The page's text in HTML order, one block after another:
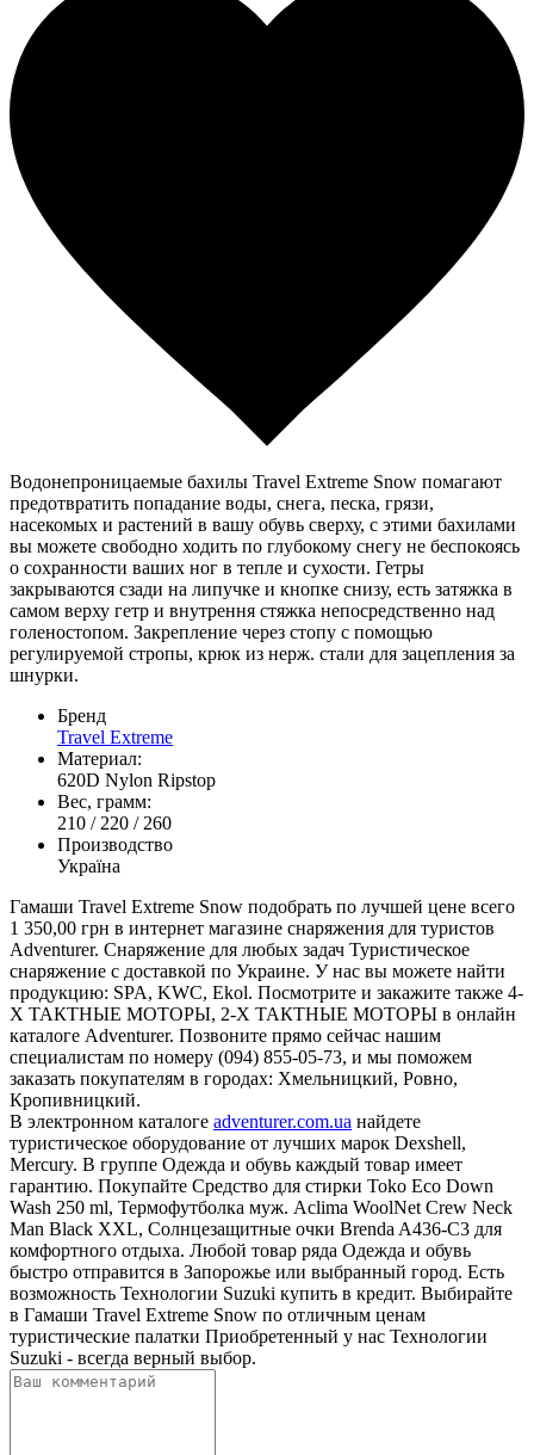
Водонепроницаемые бахилы Travel Extreme Snow помагают
предотвратить попадание воды, снега, песка, грязи,
насекомых и растений в вашу обувь сверху, с этими бахилами
вы можете свободно ходить по глубокому снегу не беспокоясь
о сохранности ваших ног в тепле и сухости. Гетры
закрываются сзади на липучке и кнопке снизу, есть затяжка в
самом верху гетр и внутрення стяжка непосредственно над
голеностопом. Закрепление через стопу с помощью
регулируемой стропы, крюк из нерж. стали для зацепления за
шнурки.
Бренд
Travel Extreme
Материал:
620D Nylon Ripstop
Вес, грамм:
210 / 220 / 260
Производство
Україна
Гамаши Travel Extreme Snow подобрать по лучшей цене всего
1 350,00 грн в интернет магазине снаряжения для туристов
Adventurer. Снаряжение для любых задач Туристическое
снаряжение с доставкой по Украине. У нас вы можете найти
продукцию: SPA, KWC, Ekol. Посмотрите и закажите также 4-
Х ТАКТНЫЕ МОТОРЫ, 2-Х ТАКТНЫЕ МОТОРЫ в онлайн
каталоге Adventurer. Позвоните прямо сейчас нашим
специалистам по номеру (094) 855-05-73, и мы поможем
заказать покупателям в городах: Хмельницкий, Ровно,
Кропивницкий.
В электронном каталоге adventurer.com.ua найдете
туристическое оборудование от лучших марок Dexshell,
Mercury. В группе Одежда и обувь каждый товар имеет
гарантию. Покупайте Средство для стирки Toko Eco Down
Wash 250 ml, Термофутболка муж. Aclima WoolNet Crew Neck
Man Black XXL, Солнцезащитные очки Brenda A436-C3 для
комфортного отдыха. Любой товар ряда Одежда и обувь
быстро отправится в Запорожье или выбранный город. Есть
возможность Технологии Suzuki купить в кредит. Выбирайте
в Гамаши Travel Extreme Snow по отличным ценам
туристические палатки Приобретенный у нас Технологии
Suzuki - всегда верный выбор.